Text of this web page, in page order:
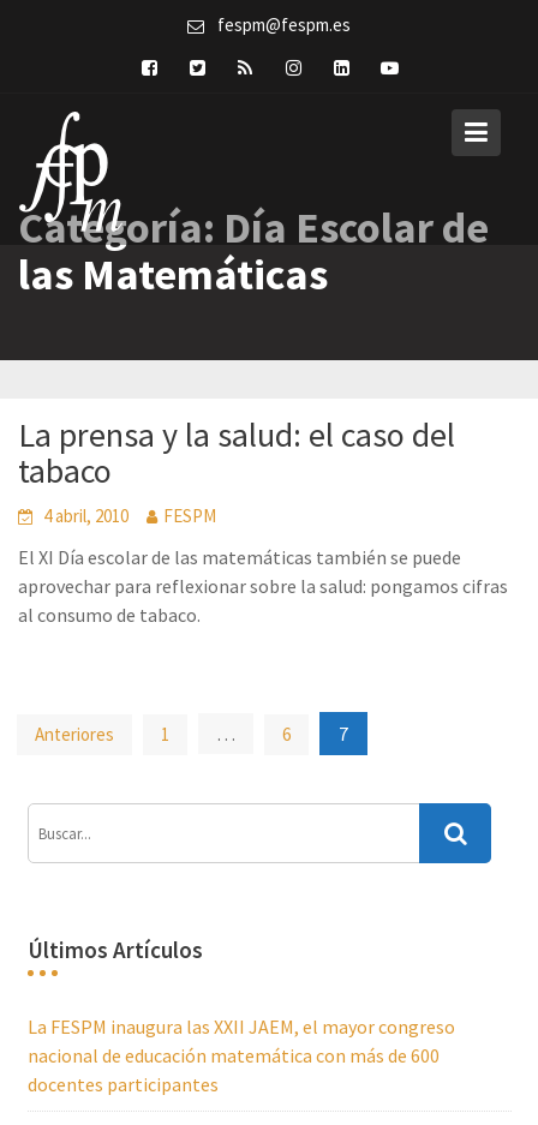
fespm@fespm.es
Categoría: Día Escolar de
las Matemáticas
La prensa y la salud: el caso del
tabaco
4 abril, 2010 FESPM
El XI Día escolar de las matemáticas también se puede
aprovechar para reflexionar sobre la salud: pongamos cifras
al consumo de tabaco.
Paginación
entradas
Anteriores 1 … 6 7
Últimos Artículos
La FESPM inaugura las XXII JAEM, el mayor congreso
nacional de educación matemática con más de 600
docentes participantes